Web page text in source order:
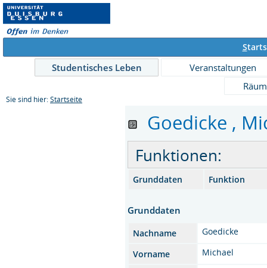
S
Studentisches Leben
Veranstaltungen
Sie sind hier: Startseite
Goedicke ,
Funktionen:
Grunddaten Funktion
Grunddaten
Nachname
Goedicke
Vorname
Michael